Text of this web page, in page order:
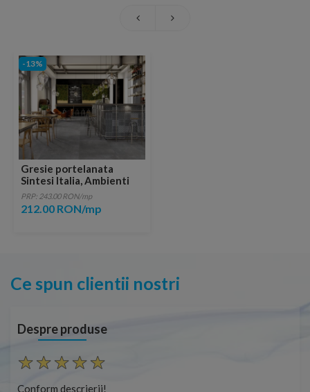
-13%
Gresie portelanata
Sintesi Italia, Ambienti
Antracite Rectificata
60x60 cm
PRP: 243.00 RON/mp
212.00 RON/mp
Ce spun clientii nostri
Despre produse
Conform descrierii!